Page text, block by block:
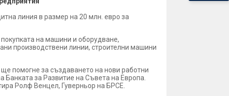
линия в размер на 20 млн. евро за
на машини и оборудване,
производствени линии, строителни машини
помогне за създаването на нови работни
Банката за Развитие на Съвета на Европа.
Ролф Венцел, Гуверньор на БРСЕ.